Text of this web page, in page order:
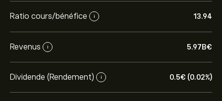
Ratio cours/bénéfice i 13.94
Revenus i 5.97B‎€‎
Dividende (Rendement) i 0.5‎€‎ (0.02%)